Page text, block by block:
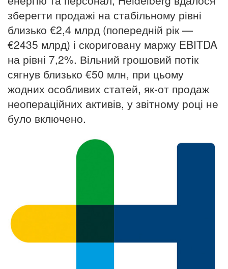
зберегти продажі на стабільному рівні
близько €2,4 млрд (попередній рік —
€2435 млрд) і скориговану маржу EBITDA
на рівні 7,2%. Вільний грошовий потік
сягнув близько €50 млн, при цьому
жодних особливих статей, як-от продаж
неопераційних активів, у звітному році не
було включено.